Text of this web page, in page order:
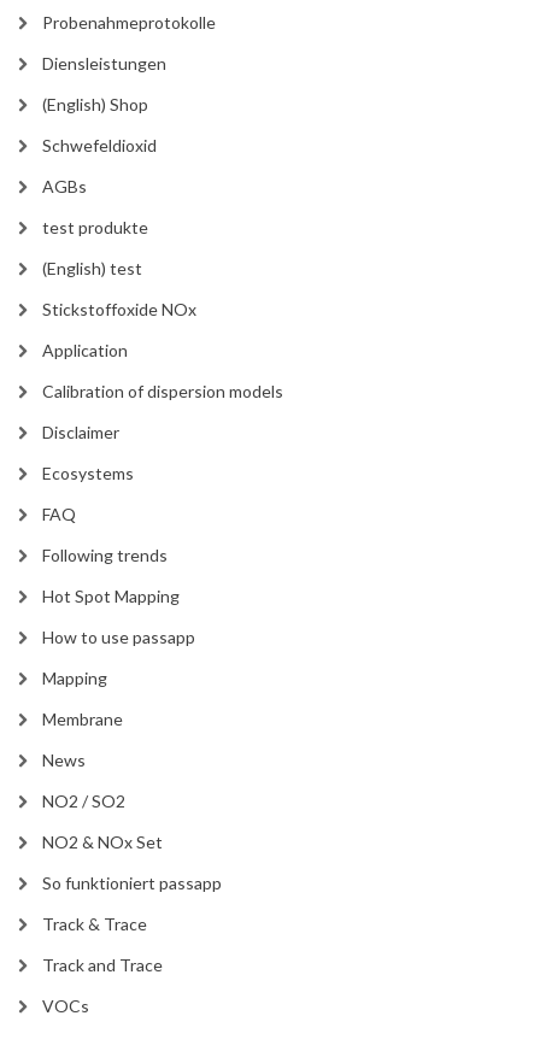
Probenahmeprotokolle
Diensleistungen
(English) Shop
Schwefeldioxid
AGBs
test produkte
(English) test
Stickstoffoxide NOx
Application
Calibration of dispersion models
Disclaimer
Ecosystems
FAQ
Following trends
Hot Spot Mapping
How to use passapp
Mapping
Membrane
News
NO2 / SO2
NO2 & NOx Set
So funktioniert passapp
Track & Trace
Track and Trace
VOCs